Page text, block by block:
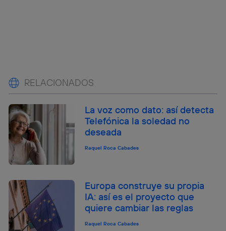
RELACIONADOS
La voz como dato: así detecta
Telefónica la soledad no
deseada
Raquel Roca Cabades
Europa construye su propia
IA: así es el proyecto que
quiere cambiar las reglas
Raquel Roca Cabades